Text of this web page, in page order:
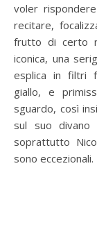
voler
recitare,
frutto di certo
iconica, una
esplica in filtri
giallo, e
sguardo, così
sul suo
soprattutto
sono